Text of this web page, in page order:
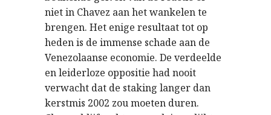
niet in Chavez aan het wankelen te
brengen. Het enige resultaat tot op
heden is de immense schade aan de
Venezolaanse economie. De verdeelde
en leiderloze oppositie had nooit
verwacht dat de staking langer dan
kerstmis 2002 zou moeten duren.